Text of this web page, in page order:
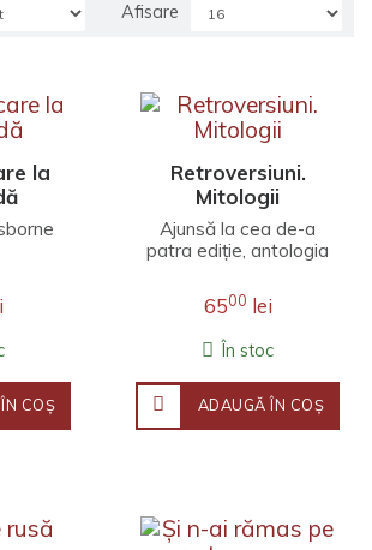
Afisare
la
COŞ
Retroversiuni.
Mitologii
Ajunsă la cea de-a
patra ediție, antologia
continuă misiunea de
a prezenta publicu..
6500 lei
În stoc
ADAUGĂ ÎN COŞ